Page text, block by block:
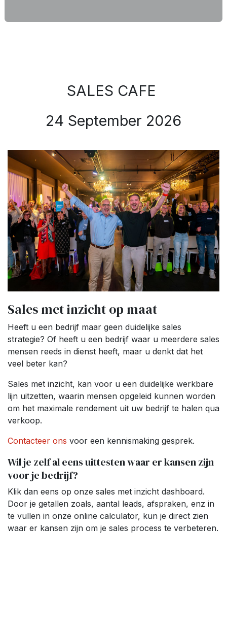
SALES CAFE
24 September 2026
Sales met inzicht op maat
Heeft u een bedrijf maar geen duidelijke sales
strategie? Of heeft u een bedrijf waar u meerdere sales
mensen reeds in dienst heeft, maar u denkt dat het
veel beter kan?
Sales met inzicht, kan voor u een duidelijke werkbare
lijn uitzetten, waarin mensen opgeleid kunnen worden
om het maximale rendement uit uw bedrijf te halen qua
verkoop.
Contacteer ons voor een kennismaking gesprek.
Wil je zelf al eens uittesten waar er kansen zijn
voor je bedrijf?
Klik dan eens op onze sales met inzicht dashboard.
Door je getallen zoals, aantal leads, afspraken, enz in
te vullen in onze online calculator, kun je direct zien
waar er kansen zijn om je sales process te verbeteren.